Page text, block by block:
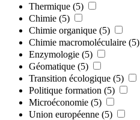
Thermique (5)
Chimie (5)
Chimie organique (5)
Chimie macromoléculaire (5)
Enzymologie (5)
Géomatique (5)
Transition écologique (5)
Politique formation (5)
Microéconomie (5)
Union européenne (5)